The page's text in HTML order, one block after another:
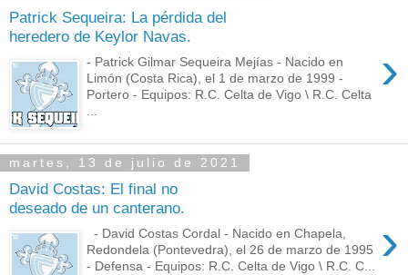
Patrick Sequeira: La pérdida del
heredero de Keylor Navas.
›
- Patrick Gilmar Sequeira Mejías - Nacido en
Limón (Costa Rica), el 1 de marzo de 1999 -
Portero - Equipos: R.C. Celta de Vigo \ R.C. Celta
...
martes, 13 de julio de 2021
David Costas: El final no
deseado de un canterano.
›
- David Costas Cordal - Nacido en Chapela,
Redondela (Pontevedra), el 26 de marzo de 1995
- Defensa - Equipos: R.C. Celta de Vigo \ R.C. C...